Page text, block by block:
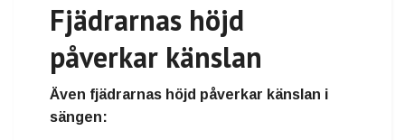
Fjädrarnas höjd
påverkar känslan
Även fjädrarnas höjd påverkar känslan i
sängen: